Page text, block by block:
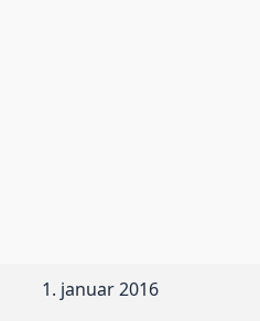
1. januar 2016